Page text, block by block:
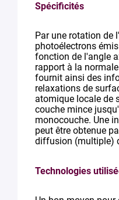
Spécificités
Par une rotation de
photoélectrons
fonction de l'angle
rapport à la
fournit ainsi des
relaxations de
atomique locale de
couche mince
monocouche. Une
peut être obtenue
diffusion (multiple)
Technologies